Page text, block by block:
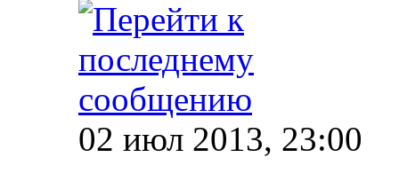
02 июл 2013, 23:00